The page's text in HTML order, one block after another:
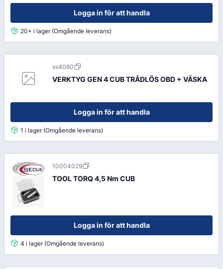
Logga in för att handla
20+ i lager (Omgående leverans)
ss4060
VERKTYG GEN 4 CUB TRÅDLÖS OBD + VÄSKA
Logga in för att handla
1 i lager (Omgående leverans)
10004029
TOOL TORQ 4,5 Nm CUB
Logga in för att handla
4 i lager (Omgående leverans)